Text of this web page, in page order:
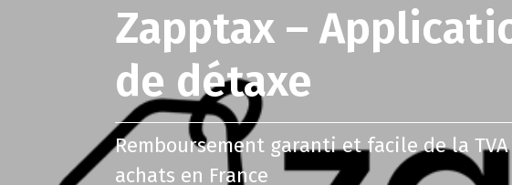
Zapptax –
de détaxe
Remboursement garanti et facile de la
achats en France